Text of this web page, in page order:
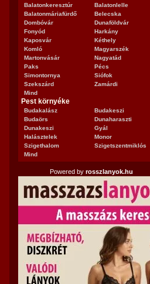
Balatonkeresztúr
Balatonlelle
Balatonmáriafürdő
Belecska
Dombóvár
Dunaföldvár
Fonyód
Harkány
Kaposvár
Kéthely
Komló
Magyarszék
Martonvásár
Nagyatád
Paks
Pécs
Simontornya
Siófok
Szekszárd
Zamárdi
Mind
Pest környéke
Budakalász
Budakeszi
Budaörs
Dunaharaszti
Dunakeszi
Gyál
Halásztelek
Monor
Szigethalom
Szigetszentmiklós
Mind
Powered by rosszlanyok.hu